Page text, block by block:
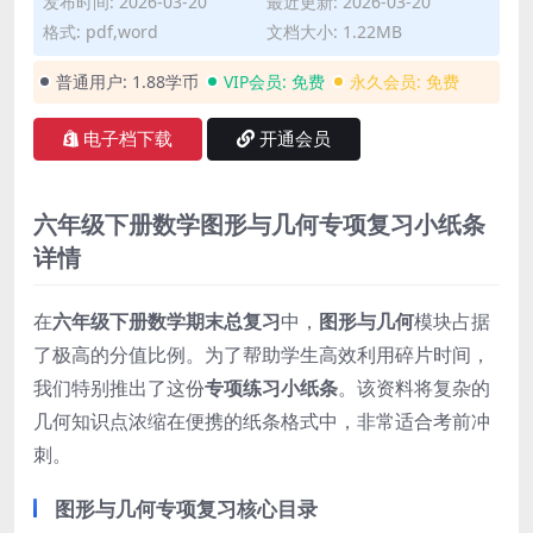
格式: pdf,word
文档大小: 1.22MB
普通用户: 1.88学币 VIP会员: 免费 永久会员: 免费
电子档下载 开通会员
六年级下册数学图形与几何专项复习小纸条
详情
在六年级下册数学期末总复习中， 图形与几何模块占据
了极高的分值比例。为了帮助学生高效利用碎片时间，
我们特别推出了这份专项练习小纸条。该资料将复杂的
几何知识点浓缩在便携的纸条格式中，非常适合考前冲
刺。
图形与几何专项复习核心目录